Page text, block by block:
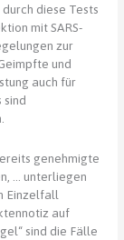
diese Tests
mit SARS-
zur
und
auch für
sind
genehmigte
… unterliegen
Einzelfall
auf
sind die Fälle